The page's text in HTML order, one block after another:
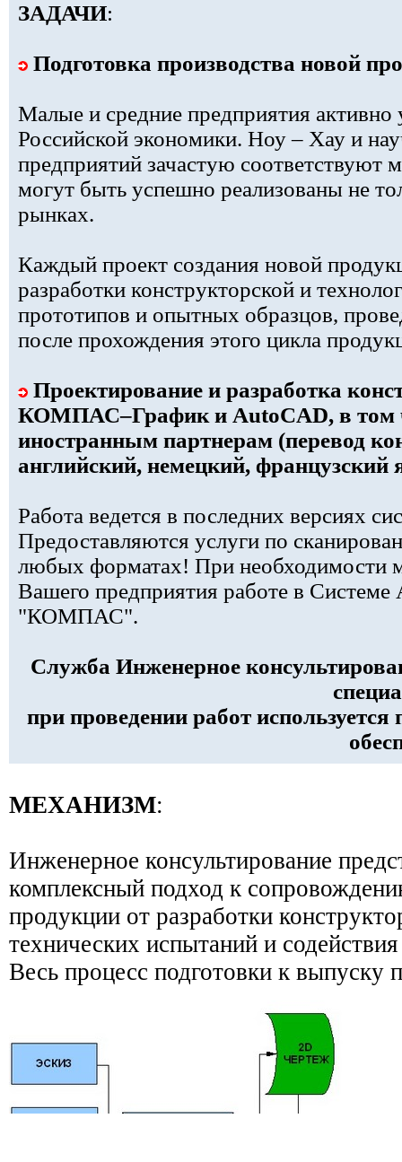
ЗАДАЧИ:
Подготовка производства новой
Малые и средние предприятия
Российской экономики. Ноу – Хау и
предприятий зачастую
могут быть успешно реализованы не
рынках.
Каждый проект создания новой
разработки конструкторской и
прототипов и опытных образцов,
после прохождения этого цикла
Проектирование и разработка
КОМПАС–График и AutoCAD, в том
иностранным партнерам (перевод
английский, немецкий, французский
Работа ведется в последних версиях
Предоставляются услуги по
любых форматах! При необходимости
Вашего предприятия работе в
"КОМПАС".
Служба Инженерное
при проведении работ
МЕХАНИЗМ:
Инженерное консультирование
комплексный подход к
продукции от разработки
технических испытаний и
Весь процесс подготовки к выпуску